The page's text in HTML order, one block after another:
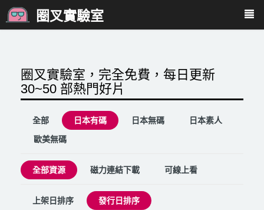
圈叉實驗室
圈叉實驗室，完全免費，每日更新
30~50 部熱門好片
全部 日本有碼 日本無碼
日本素人
歐美無碼
全部資源 磁力連結下載 可線上看
上架日排序 發行日排序